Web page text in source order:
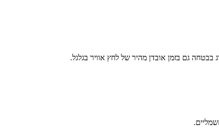
גם בזמן אובדן מהיר של לחץ אוויר בגלגל.